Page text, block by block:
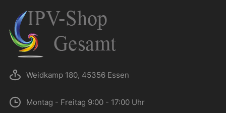
Weidkamp 180, 45356 Essen
Montag - Freitag 9:00 - 17:00 Uhr